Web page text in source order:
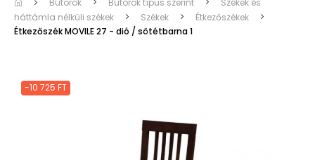
Bútorok Bútorok típus szerint
Székek és
háttámla nélküli székek
Székek
Étkezőszékek
Étkezőszék MOVILE 27 - dió / sötétbarna 1
-10 725 FT